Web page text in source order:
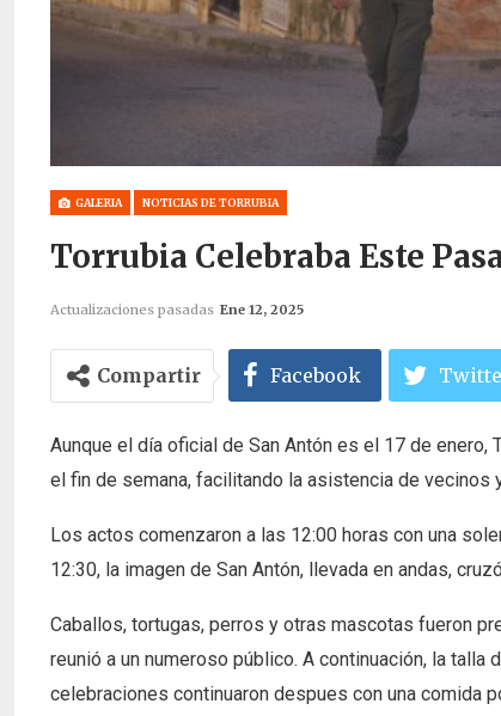
GALERIA NOTICIAS DE TORRUBIA
Torrubia Celebraba Este
Actualizaciones pasadas Ene 12, 2025
Compartir Facebook
Aunque el día oficial de San Antón es el 17 de
el fin de semana, facilitando la asistencia de vecinos
Los actos comenzaron a las 12:00 horas con una
12:30, la imagen de San Antón, llevada en andas,
Caballos, tortugas, perros y otras mascotas fueron
reunió a un numeroso público. A continuación, la
celebraciones continuaron despues con una comida